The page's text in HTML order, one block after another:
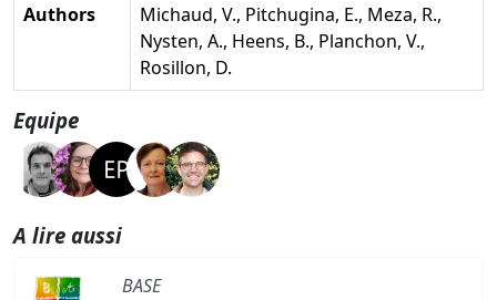
Authors
Michaud, V., Pitchugina, E., Meza, R.,
Nysten, A., Heens, B., Planchon, V.,
Rosillon, D.
Equipe
A lire aussi
BASE